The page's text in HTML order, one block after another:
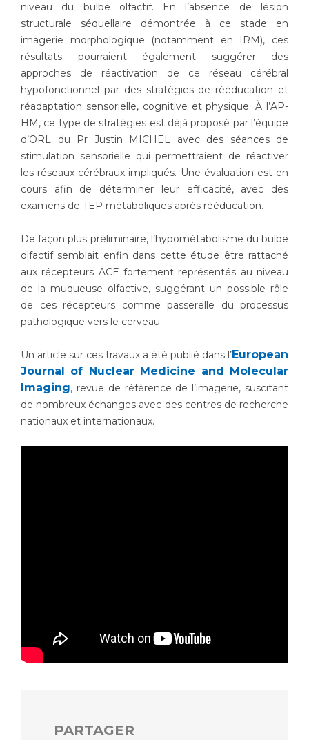
niveau du bulbe olfactif. En l’absence de lésion
structurale séquellaire démontrée à ce stade en
imagerie morphologique (notamment en IRM), ces
résultats pourraient également suggérer des
approches de réactivation de ce réseau cérébral
hypofonctionnel par des stratégies de rééducation et
réadaptation sensorielle, cognitive et physique. À l’AP-
HM, ce type de stratégies est déjà proposé par l’équipe
d’ORL du Pr Justin MICHEL avec des séances de
stimulation sensorielle qui permettraient de réactiver
les réseaux cérébraux impliqués. Une évaluation est en
cours afin de déterminer leur efficacité, avec des
examens de TEP métaboliques après rééducation.
De façon plus préliminaire, l’hypométabolisme du bulbe
olfactif semblait enfin dans cette étude être rattaché
aux récepteurs ACE fortement représentés au niveau
de la muqueuse olfactive, suggérant un possible rôle
de ces récepteurs comme passerelle du processus
pathologique vers le cerveau.
Un article sur ces travaux a été publié dans l’European
Journal of Nuclear Medicine and Molecular
Imaging, revue de référence de l’imagerie, suscitant
de nombreux échanges avec des centres de recherche
nationaux et internationaux.
PARTAGER